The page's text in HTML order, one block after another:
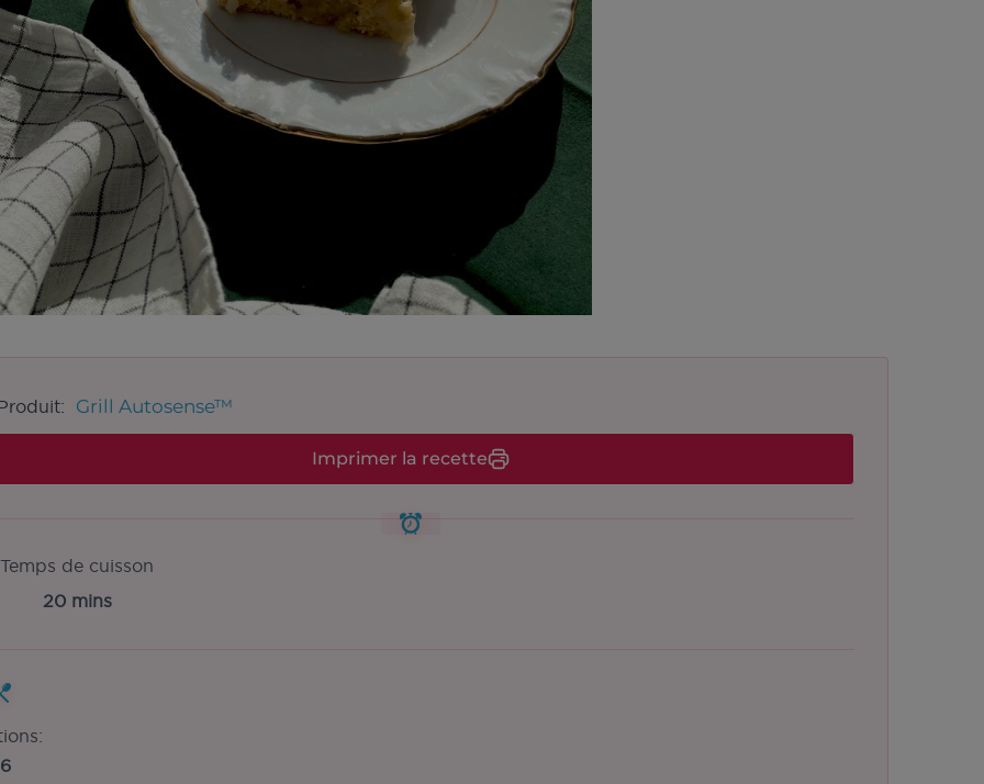
Grill Autosense™
Imprimer la recette
Temps de cuisson
20 mins
6